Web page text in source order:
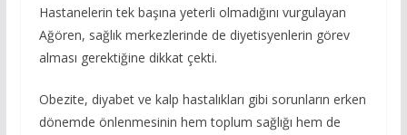
Hastanelerin tek başına yeterli olmadığını vurgulayan
Ağören, sağlık merkezlerinde de diyetisyenlerin görev
alması gerektiğine dikkat çekti.
Obezite, diyabet ve kalp hastalıkları gibi sorunların erken
dönemde önlenmesinin hem toplum sağlığı hem de